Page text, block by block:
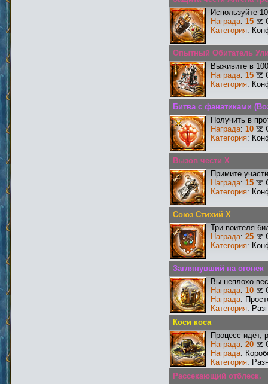
Используйте
Награда: 15
Категория:
Опытный Обитатель
Выживите в
Награда: 15
Категория:
Битва с фанатиками
Получить в
Награда: 10
Категория:
Вызов чести X
Примите
Награда: 15
Категория:
Союз Стихий X
Три воителя
Награда: 25
Категория:
Заглянувший на огонек
Вы неплохо
Награда: 10
Награда:
Категория:
Коси коса
Процесс идёт,
Награда: 20
Награда:
Категория:
Рассекающий отблеск.